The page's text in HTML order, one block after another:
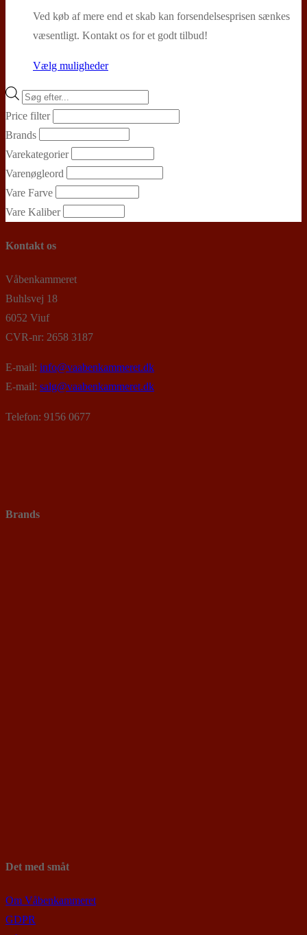
5.245,00 kr.
Ved køb af mere end et skab kan forsendelsesprisen sænkes
væsentligt. Kontakt os for et godt tilbud!
Vælg mulighederDette
har
flere
varianter.
Mulighederne
kan
vælges
på
Products
search
Price filter
Brands
Varekategorier
Varenøgleord
Vare Farve
Vare Kaliber
Kontakt os
Våbenkammeret
Buhlsvej 18
6052 Viuf
CVR-nr: 2658 3187
E-mail: info@vaabenkammeret.dk
E-mail: salg@vaabenkammeret.dk
Telefon: 9156 0677
Brands
Det med småt
Om Våbenkammeret
GDPR